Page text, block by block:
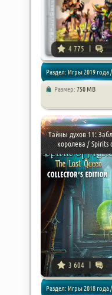
4 775
Раздел: Игры 2019 года /
Размер: 750 MB
Тайны духов 11:
королева / Spirits
3 604
Раздел: Игры 2018 года /